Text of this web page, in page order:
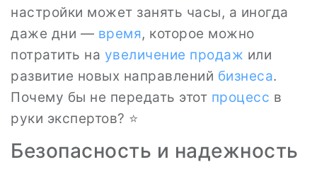
настройки может занять часы, а иногда
даже дни — время, которое можно
потратить на увеличение продаж или
развитие новых направлений бизнеса.
Почему бы не передать этот процесс в
руки экспертов? ⭐
Безопасность и надежность